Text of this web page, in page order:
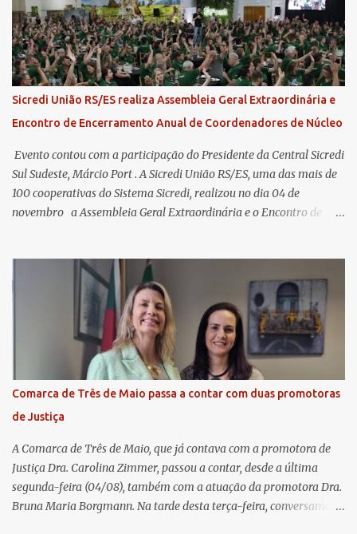
Sicredi União RS/ES realiza Assembleia Geral Extraordinária e
Encontro de Encerramento Anual de Coordenadores de Núcleo
​ Evento contou com a participação do Presidente da Central Sicredi
Sul Sudeste, Márcio Port . A Sicredi União RS/ES, uma das mais de
100 cooperativas do Sistema Sicredi, realizou no dia 04 de
novembro a Assembleia Geral Extraordinária e o Encontro de
futuro. O evento ocorreu presencialmente em Santa Rosa/RS com
transmissão simultânea para os coordenadores capixabas, que
estavam reunidos em Cachoeiro de Itapemirim / ES. Durante a
Assembleia Geral Extraordinária, foram debatidas e aprovadas
pautas estratégicas, como a atualização da Política de
Remuneração dos Administradores Estatutários e do regulamento
do Fundo Social, reforçando o compromisso da cooperativa com a
transparência e a governança. No Encontro de Coordenadores de
Núcleo, o presidente da Sicredi União RS/ES, Sidnei Strejevitch, fez
um balanço das principais real...
Comarca de Três de Maio passa a contar com duas promotoras
de Justiça
A Comarca de Três de Maio, que já contava com a promotora de
Justiça Dra. Carolina Zimmer, passou a contar, desde a última
segunda-feira (04/08), também com a atuação da promotora Dra.
Bruna Maria Borgmann. Na tarde desta terça-feira, conversamos